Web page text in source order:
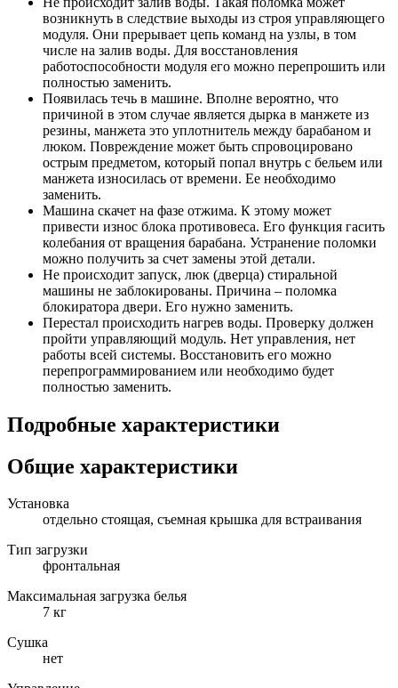
возникнуть в следствие выходы из строя управляющего
модуля. Они прерывает цепь команд на узлы, в том
числе на залив воды. Для восстановления
работоспособности модуля его можно перепрошить или
полностью заменить.
Появилась течь в машине. Вполне вероятно, что
причиной в этом случае является дырка в манжете из
резины, манжета это уплотнитель между барабаном и
люком. Повреждение может быть спровоцировано
острым предметом, который попал внутрь с бельем или
манжета износилась от времени. Ее необходимо
заменить.
Машина скачет на фазе отжима. К этому может
привести износ блока противовеса. Его функция гасить
колебания от вращения барабана. Устранение поломки
можно получить за счет замены этой детали.
Не происходит запуск, люк (дверца) стиральной
машины не заблокированы. Причина – поломка
блокиратора двери. Его нужно заменить.
Перестал происходить нагрев воды. Проверку должен
пройти управляющий модуль. Нет управления, нет
работы всей системы. Восстановить его можно
перепрограммированием или необходимо будет
полностью заменить.
Подробные характеристики
Общие характеристики
Установка
отдельно стоящая, съемная крышка для встраивания
Тип загрузки
фронтальная
Максимальная загрузка белья
7 кг
Сушка
нет